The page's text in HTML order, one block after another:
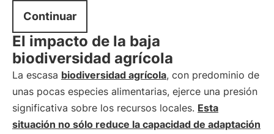
Continuar
El impacto de la baja
biodiversidad agrícola
La escasa biodiversidad agrícola, con predominio de
unas pocas especies alimentarias, ejerce una presión
significativa sobre los recursos locales. Esta
situación no sólo reduce la capacidad de adaptación